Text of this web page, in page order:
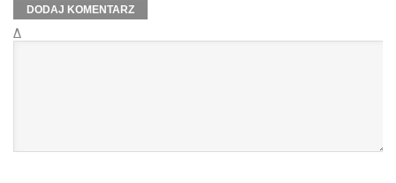
Δ